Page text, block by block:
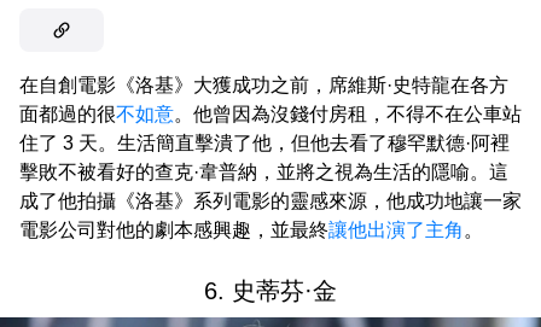
在自創電影《洛基》大獲成功之前，席維斯·史特龍在各方
面都過的很不如意。他曾因為沒錢付房租，不得不在公車站
住了 3 天。生活簡直擊潰了他，但他去看了穆罕默德·阿裡
擊敗不被看好的查克·韋普納，並將之視為生活的隱喻。這
成了他拍攝《洛基》系列電影的靈感來源，他成功地讓一家
電影公司對他的劇本感興趣，並最終讓他出演了主角 。
6. 史蒂芬·金